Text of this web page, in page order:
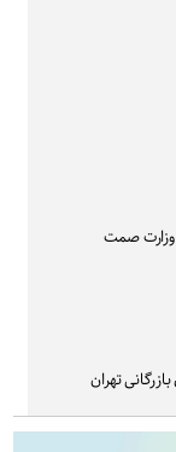
وزارت صمت
تهران